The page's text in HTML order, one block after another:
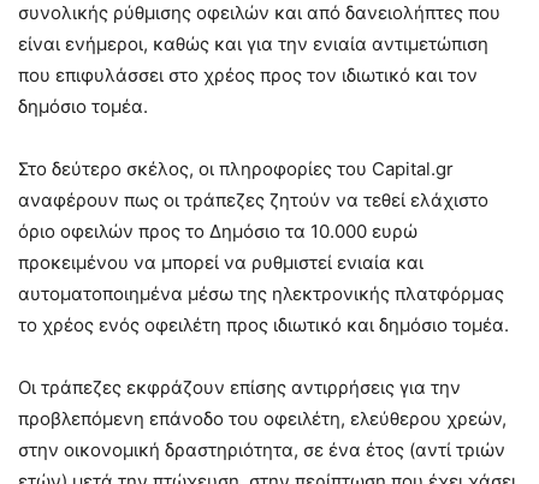
συνολικής ρύθμισης οφειλών και από δανειολήπτες που
είναι ενήμεροι, καθώς και για την ενιαία αντιμετώπιση
που επιφυλάσσει στο χρέος προς τον ιδιωτικό και τον
δημόσιο τομέα.
Στο δεύτερο σκέλος, οι πληροφορίες του Capital.gr
αναφέρουν πως οι τράπεζες ζητούν να τεθεί ελάχιστο
όριο οφειλών προς το Δημόσιο τα 10.000 ευρώ
προκειμένου να μπορεί να ρυθμιστεί ενιαία και
αυτοματοποιημένα μέσω της ηλεκτρονικής πλατφόρμας
το χρέος ενός οφειλέτη προς ιδιωτικό και δημόσιο τομέα.
Οι τράπεζες εκφράζουν επίσης αντιρρήσεις για την
προβλεπόμενη επάνοδο του οφειλέτη, ελεύθερου χρεών,
στην οικονομική δραστηριότητα, σε ένα έτος (αντί τριών